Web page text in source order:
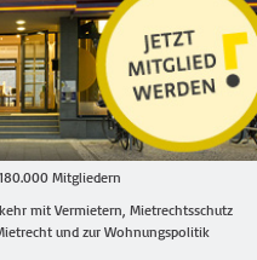
Mitgliedern
mit Vermietern, Mietrechtsschutz
und zur Wohnungspolitik